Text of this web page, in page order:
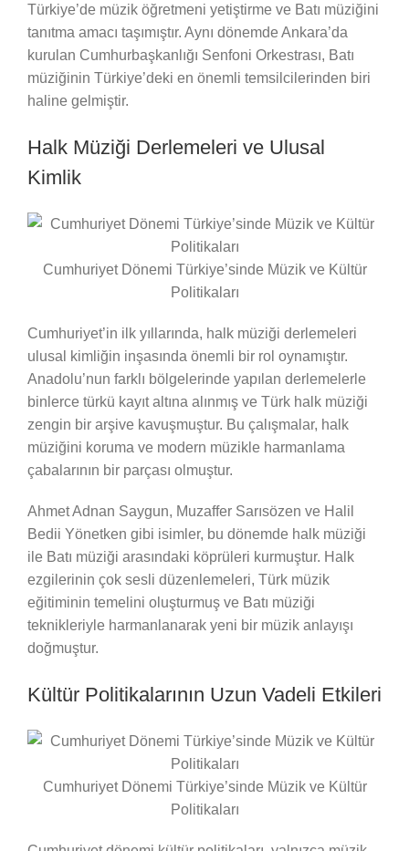
Türkiye’de müzik öğretmeni yetiştirme ve Batı müziğini
tanıtma amacı taşımıştır. Aynı dönemde Ankara’da
kurulan Cumhurbaşkanlığı Senfoni Orkestrası, Batı
müziğinin Türkiye’deki en önemli temsilcilerinden biri
haline gelmiştir.
Halk Müziği Derlemeleri ve Ulusal
Kimlik
Cumhuriyet Dönemi Türkiye’sinde Müzik ve Kültür
Politikaları
Cumhuriyet’in ilk yıllarında, halk müziği derlemeleri
ulusal kimliğin inşasında önemli bir rol oynamıştır.
Anadolu’nun farklı bölgelerinde yapılan derlemelerle
binlerce türkü kayıt altına alınmış ve Türk halk müziği
zengin bir arşive kavuşmuştur. Bu çalışmalar, halk
müziğini koruma ve modern müzikle harmanlama
çabalarının bir parçası olmuştur.
Ahmet Adnan Saygun, Muzaffer Sarısözen ve Halil
Bedii Yönetken gibi isimler, bu dönemde halk müziği
ile Batı müziği arasındaki köprüleri kurmuştur. Halk
ezgilerinin çok sesli düzenlemeleri, Türk müzik
eğitiminin temelini oluşturmuş ve Batı müziği
teknikleriyle harmanlanarak yeni bir müzik anlayışı
doğmuştur.
Kültür Politikalarının Uzun Vadeli Etkileri
Cumhuriyet Dönemi Türkiye’sinde Müzik ve Kültür
Politikaları